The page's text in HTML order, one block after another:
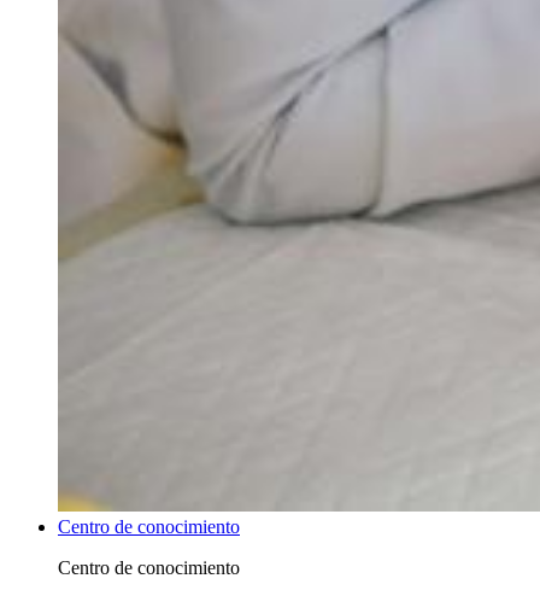
Centro de conocimiento
Centro de conocimiento